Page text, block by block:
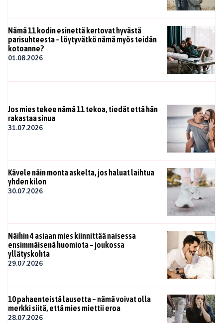
Nämä 11 kodin esinettä kertovat hyvästä
parisuhteesta – löytyvätkö nämä myös teidän
kotoanne?
01.08.2026
Jos mies tekee nämä 11 tekoa, tiedät että hän
rakastaa sinua
31.07.2026
Kävele näin monta askelta, jos haluat laihtua
yhden kilon
30.07.2026
Näihin 4 asiaan mies kiinnittää naisessa
ensimmäisenä huomiota – joukossa
yllätyskohta
29.07.2026
10 pahaenteistä lausetta – nämä voivat olla
merkki siitä, että mies miettii eroa
28.07.2026